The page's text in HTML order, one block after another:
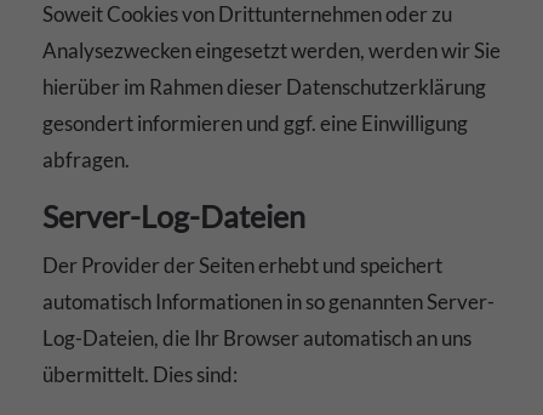
Soweit Cookies von Drittunternehmen oder zu
Analysezwecken eingesetzt werden, werden wir Sie
hierüber im Rahmen dieser Datenschutzerklärung
gesondert informieren und ggf. eine Einwilligung
abfragen.
Server-Log-Dateien
Der Provider der Seiten erhebt und speichert
automatisch Informationen in so genannten Server-
Log-Dateien, die Ihr Browser automatisch an uns
übermittelt. Dies sind: